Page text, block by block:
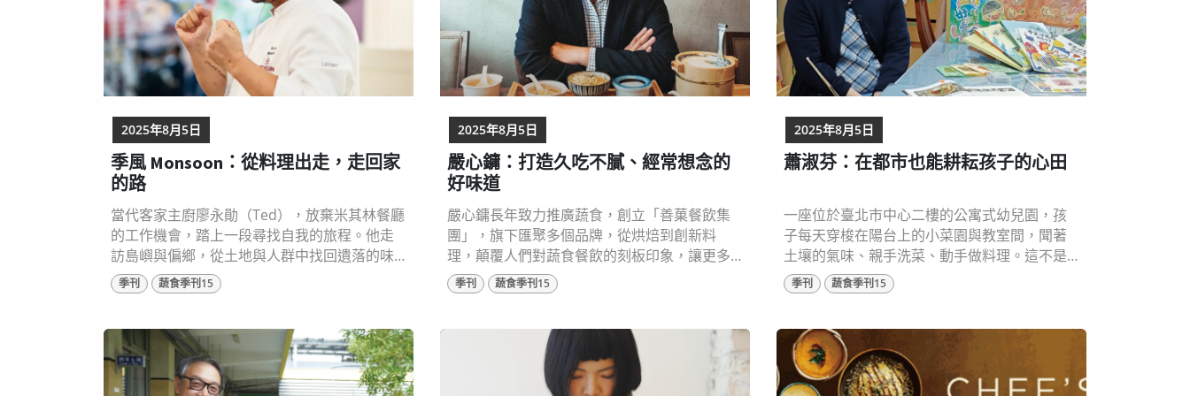
季風 Monsoon：從料理出走，走回家
的路
當代客家主廚廖永勛（Ted），放棄米其林餐廳
的工作機會，踏上一段尋找自我的旅程。他走
訪島嶼與偏鄉，從土地與人群中找回遺落的味
道，他與創業夥伴Phil用蔬食重新詮釋「新客家
菜」，原本坐落台北士林的餐廳Monsoon，不
的客家風味。2025年七月，Monsoon落腳竹北
再次開幕，這不只是餐廳的重啟，更是一場關
於認同、記憶與飲食未來的溫柔革命。 圖片來
季刊 蔬食季刊15
2025年8月5日
嚴心鏞：打造久吃不膩、經常想念的
好味道
嚴心鏞長年致力推廣蔬食，創立「善菓餐飲集
團」，旗下匯聚多個品牌，從烘焙到創新料
理，顛覆人們對蔬食餐飲的刻板印象，讓更多
人不但品嚐著美味，也參與一場關於永續的植
物性飲食實踐。 圖片來源：嚴心鏞、善菓餐飲
「我從小最愛吃餃子和滷肉飯！」嚴心鏞從小
最期待的，就是嬸婆包的韭菜餃子，那是他最
深刻的味覺記憶。他從小在北投長大，市場的
季刊 蔬食季刊15
2025年8月5日
蕭淑芬：在都市也能耕耘孩子的心田
一座位於臺北市中心二樓的公寓式幼兒園，孩
子每天穿梭在陽台上的小菜園與教室間，聞著
土壤的氣味、親手洗菜、動手做料理。這不是
一場短暫的體驗活動，而是一段日復一日、由
老師與孩子共同堆疊出來的生活教育歷程。 中
貼近的生活出發，而「吃」正是孩子每日生活
中最關心、也最具學習可能的起點。讓我們走
進中正幼兒園，看看他們多年來如何透過實踐
季刊 蔬食季刊15
2025年8月5日